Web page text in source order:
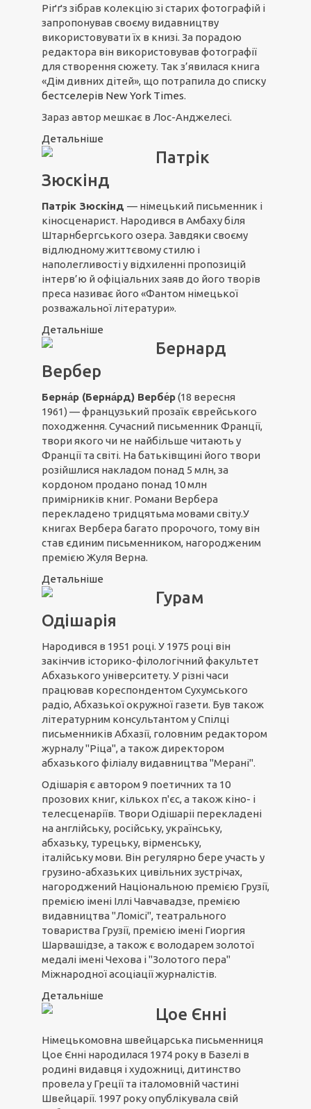
Ріґґз зібрав колекцію зі старих фотографій і
запропонував своєму видавництву
використовувати їх в книзі. За порадою
редактора він використовував фотографії
для створення сюжету. Так з’явилася книга
«Дім дивних дітей», що потрапила до списку
бестселерів New York Times.
Зараз автор мешкає в Лос-Анджелесі.
Детальніше
Патрік
Зюскінд
Патрік Зюскінд — німецький письменник і
кіносценарист. Народився в Амбаху біля
Штарнбергського озера. Завдяки своєму
відлюдному життєвому стилю і
наполегливості у відхиленні пропозицій
інтерв’ю й офіціальних заяв до його творів
преса називає його «Фантом німецької
розважальної літератури».
Детальніше
Бернард
Вербер
Берна́р (Берна́рд) Вербе́р(18 вересня
1961) — французький прозаїк єврейського
походження. Сучасний письменник Франції,
твори якого чи не найбільше читають у
Франції та світі. На батьківщині його твори
розійшлися накладом понад 5 млн, за
кордоном продано понад 10 млн
примірників книг. Романи Вербера
перекладено тридцятьма мовами світу.У
книгах Вербера багато пророчого, тому він
став єдиним письменником, нагородженим
премією Жуля Верна.
Детальніше
Гурам
Одішарія
Народився в 1951 році. У 1975 році він
закінчив історико-філологічний факультет
Абхазького університету. У різні часи
працював кореспондентом Сухумського
радіо, Абхазької окружної газети. Був також
літературним консультантом у Спілці
письменників Абхазії, головним редактором
журналу "Ріца", а також директором
абхазького філіалу видавництва "Мерані".
Одішарія є автором 9 поетичних та 10
прозових книг, кількох п'єс, а також кіно- і
телесценаріїв. Твори Одішаріі перекладені
на англійську, російську, українську,
абхазьку, турецьку, вірменську,
італійську мови. Він регулярно бере участь у
грузино-абхазьких цивільних зустрічах,
нагороджений Національною премією Грузії,
премією імені Іллі Чавчавадзе, премією
видавництва "Ломісі", театрального
товариства Грузії, премією імені Гиоргия
Шарвашідзе, а також є володарем золотої
медалі імені Чехова і "Золотого пера"
Міжнародної асоціації журналістів.
Детальніше
Цое Єнні
Німецькомовна швейцарська письменниця
Цое Єнні народилася 1974 року в Базелі в
родині видавця і художниці, дитинство
провела у Греції та італомовній частині
Швейцарії. 1997 року опублікувала свій